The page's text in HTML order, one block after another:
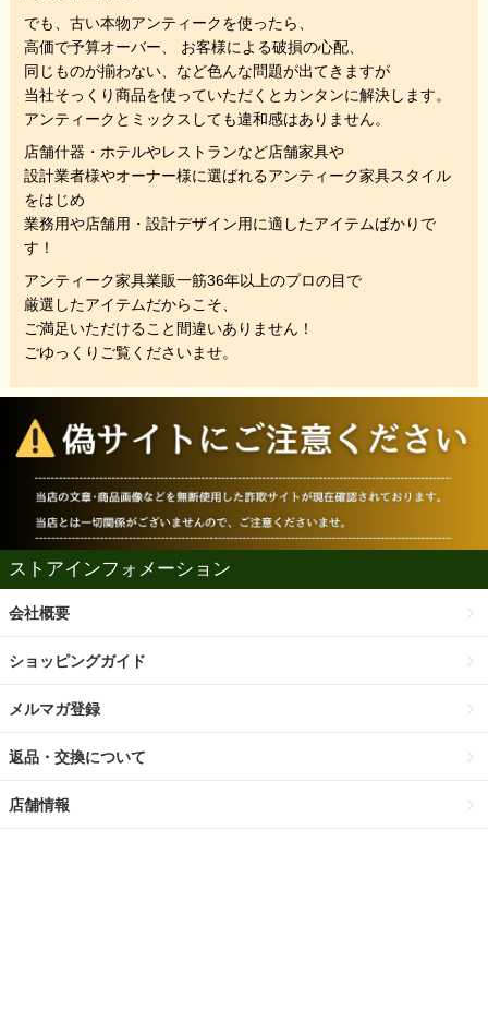
でも、 古い本物アンティークを使ったら、
高価で予算オーバー、 お客様による破損の心配、
同じものが揃わない、 など色んな問題が出てきますが
当社そっくり商品を使っていただくと カンタンに解決します。
アンティークとミックスしても違和感はありません。
店舗什器・ホテルやレストランなど店舗家具や
設計業者様やオーナー様に選ばれるアンティーク家具スタイル
をはじめ
業務用や店舗用・設計デザイン用に適したアイテムばかりで
す！
アンティーク家具業販一筋36年以上のプロの目で
厳選したアイテムだからこそ、
ご満足いただけること間違いありません！
ごゆっくりご覧くださいませ。
ストアインフォメーション
会社概要
ショッピングガイド
メルマガ登録
返品・交換について
店舗情報